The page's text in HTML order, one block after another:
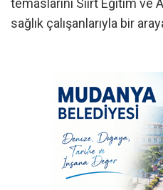
temaslarını Siirt Eğitim ve
sağlık çalışanlarıyla bir